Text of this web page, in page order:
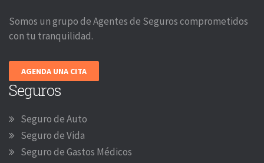
Somos un grupo de Agentes de Seguros comprometidos
con tu tranquilidad.
AGENDA UNA CITA
Seguros
Seguro de Auto
Seguro de Vida
Seguro de Gastos Médicos